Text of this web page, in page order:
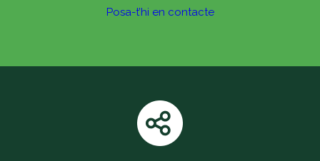
Posa-t’hi en contacte